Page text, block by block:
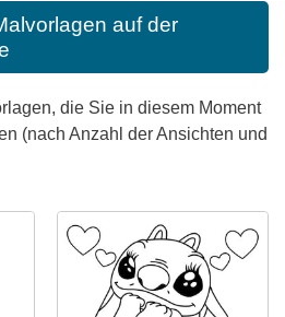
auf der
die Sie in diesem Moment
(nach Anzahl der Ansichten und